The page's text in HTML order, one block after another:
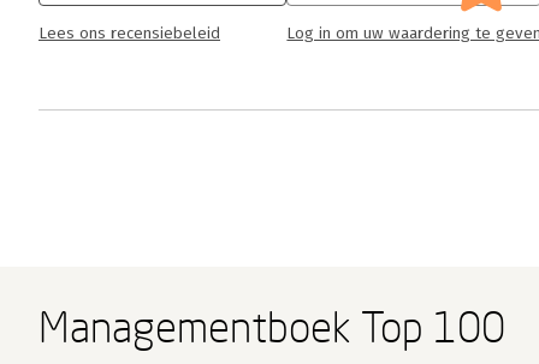
Lees ons recensiebeleid Log in om uw waardering te
Managementboek Top 100